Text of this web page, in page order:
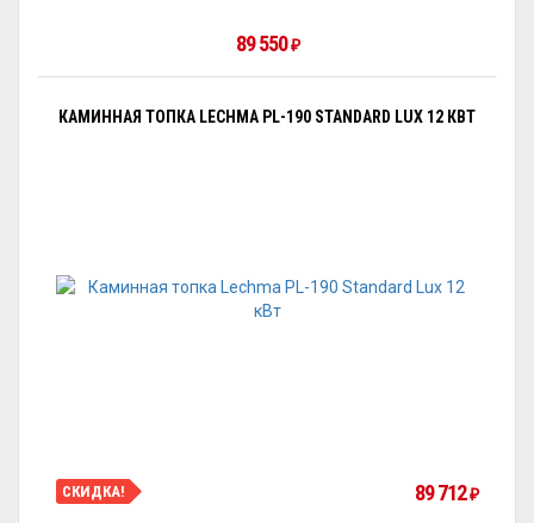
89 550 ₽
КАМИННАЯ ТОПКА LECHMA PL-190 STANDARD LUX 12 КВТ
СКИДКА! 89 712 ₽